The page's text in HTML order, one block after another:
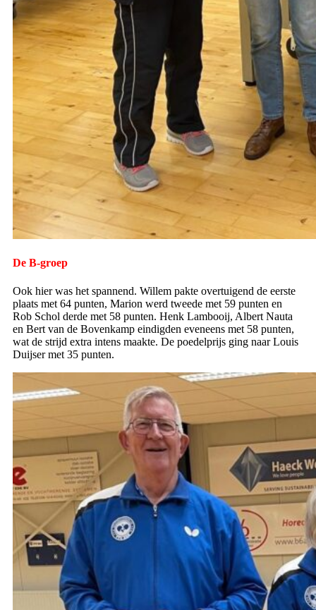
De B-groep
Ook hier was het spannend. Willem pakte overtuigend de eerste
plaats met 64 punten, Marion werd tweede met 59 punten en
Rob Schol derde met 58 punten. Henk Lambooij, Albert Nauta
en Bert van de Bovenkamp eindigden eveneens met 58 punten,
wat de strijd extra intens maakte. De poedelprijs ging naar Louis
Duijser met 35 punten.